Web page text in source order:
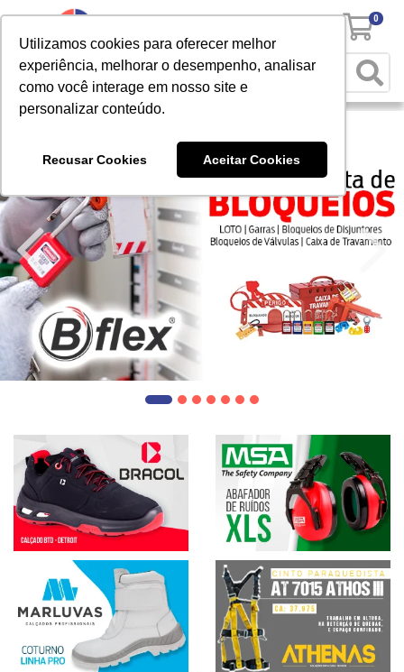
Utilizamos cookies para oferecer melhor
experiência, melhorar o desempenho, analisar
como você interage em nosso site e
personalizar conteúdo.
Recusar Cookies Aceitar Cookies
0